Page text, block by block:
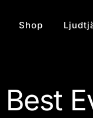
Shop